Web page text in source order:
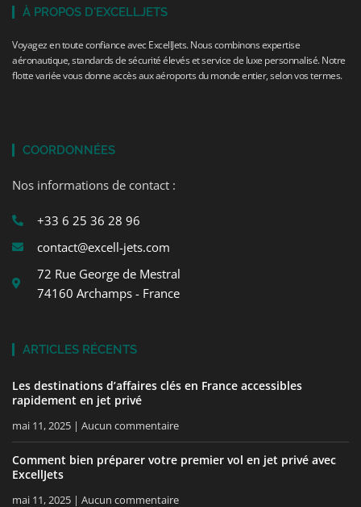
À PROPOS D'EXCELLJETS
Voyagez en toute confiance avec ExcellJets. Nous combinons expertise
aéronautique, standards de sécurité élevés et service de luxe personnalisé. Notre
flotte variée vous donne accès aux aéroports du monde entier, selon vos termes.
COORDONNÉES
Nos informations de contact :
+33 6 25 36 28 96
contact@excell-jets.com
72 Rue George de Mestral
74160 Archamps - France
ARTICLES RÉCENTS
Les destinations d’affaires clés en France accessibles
rapidement en jet privé
mai 11, 2025 Aucun commentaire
Comment bien préparer votre premier vol en jet privé avec
ExcellJets
mai 11, 2025 Aucun commentaire